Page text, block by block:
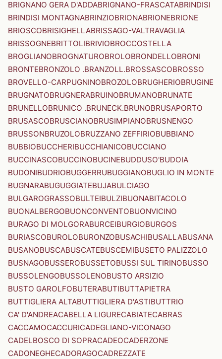
BRIGNANO GERA D'ADDABRIGNANO-FRASCATABRINDISI
BRINDISI MONTAGNABRINZIOBRIONABRIONEBRIONE
BRIOSCOBRISIGHELLABRISSAGO-VALTRAVAGLIA
BRISSOGNEBRITTOLIBRIVIOBROCCOSTELLA
BROGLIANOBROGNATUROBROLOBRONDELLOBRONI
BRONTEBRONZOLO .BRANZOLL.BROSSASCOBROSSO
BROVELLO-CARPUGNINOBROZOLOBRUGHERIOBRUGINE
BRUGNATOBRUGNERABRUINOBRUMANOBRUNATE
BRUNELLOBRUNICO .BRUNECK.BRUNOBRUSAPORTO
BRUSASCOBRUSCIANOBRUSIMPIANOBRUSNENGO
BRUSSONBRUZOLOBRUZZANO ZEFFIRIOBUBBIANO
BUBBIOBUCCHERIBUCCHIANICOBUCCIANO
BUCCINASCOBUCCINOBUCINEBUDDUSO'BUDOIA
BUDONIBUDRIOBUGGERRUBUGGIANOBUGLIO IN MONTE
BUGNARABUGUGGIATEBUJABULCIAGO
BULGAROGRASSOBULTEIBULZIBUONABITACOLO
BUONALBERGOBUONCONVENTOBUONVICINO
BURAGO DI MOLGORABURCEIBURGIOBURGOS
BURIASCOBUROLOBURONZOBUSACHIBUSALLABUSANA
BUSANOBUSCABUSCATEBUSCEMIBUSETO PALIZZOLO
BUSNAGOBUSSEROBUSSETOBUSSI SUL TIRINOBUSSO
BUSSOLENGOBUSSOLENOBUSTO ARSIZIO
BUSTO GAROLFOBUTERABUTIBUTTAPIETRA
BUTTIGLIERA ALTABUTTIGLIERA D'ASTIBUTTRIO
CA' D'ANDREACABELLA LIGURECABIATECABRAS
CACCAMOCACCURICADEGLIANO-VICONAGO
CADELBOSCO DI SOPRACADEOCADERZONE
CADONEGHECADORAGOCADREZZATE